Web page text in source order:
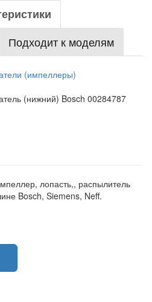
Подходит к моделям
(импеллеры)
(нижний) Bosch 00284787
лопасть,, распылитель
Bosch, Siemens, Neff.